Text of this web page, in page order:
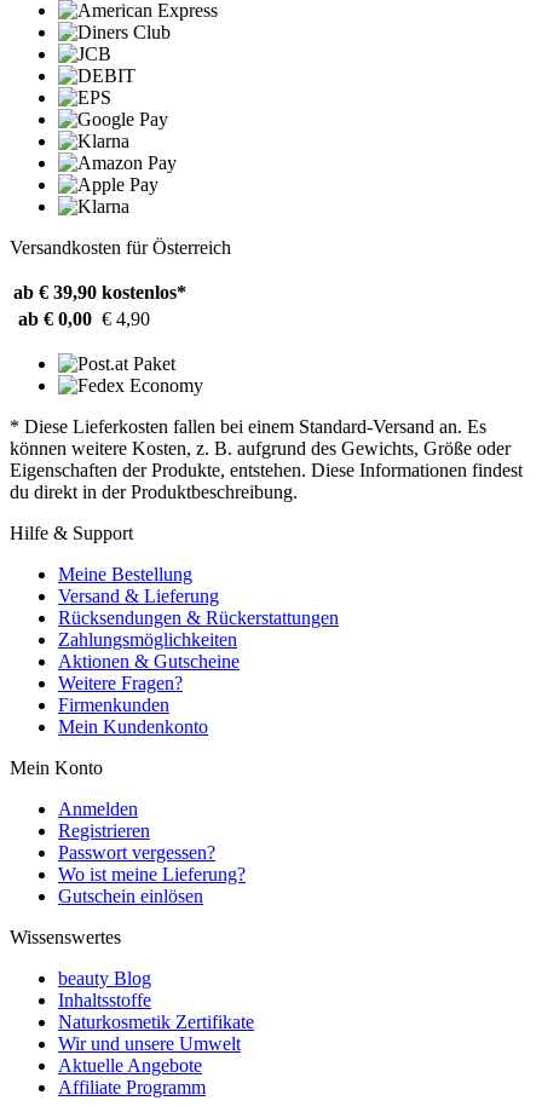
Versandkosten für Österreich
ab € 39,90 kostenlos*
ab € 0,00 € 4,90
* Diese Lieferkosten fallen bei einem Standard-Versand an. Es
können weitere Kosten, z. B. aufgrund des Gewichts, Größe oder
Eigenschaften der Produkte, entstehen. Diese Informationen findest
du direkt in der Produktbeschreibung.
Hilfe & Support
Meine Bestellung
Versand & Lieferung
Rücksendungen & Rückerstattungen
Zahlungsmöglichkeiten
Aktionen & Gutscheine
Weitere Fragen?
Firmenkunden
Mein Kundenkonto
Mein Konto
Anmelden
Registrieren
Passwort vergessen?
Wo ist meine Lieferung?
Gutschein einlösen
Wissenswertes
beauty Blog
Inhaltsstoffe
Naturkosmetik Zertifikate
Wir und unsere Umwelt
Aktuelle Angebote
Affiliate Programm